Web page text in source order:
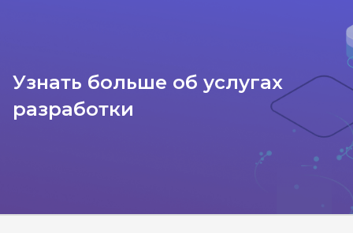
Узнать больше об услугах
разработки